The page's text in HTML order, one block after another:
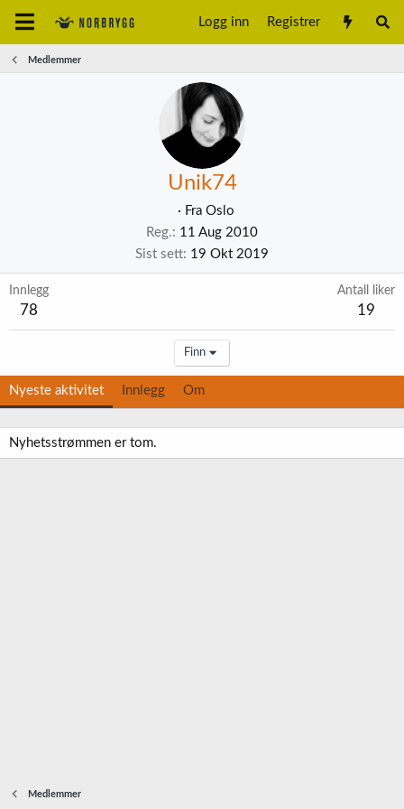
Logg inn Registrer
Medlemmer
Unik74
· Fra Oslo
Reg.
11 Aug 2010
Sist sett 19 Okt 2019
Innlegg
78
Antall liker
19
Finn
Nyeste aktivitet Innlegg Om
Nyhetsstrømmen er tom.
Medlemmer